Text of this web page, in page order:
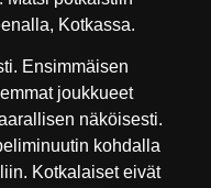
Kotkassa.
Ensimmäisen
joukkueet
näköisesti.
kohdalla
Kotkalaiset eivät